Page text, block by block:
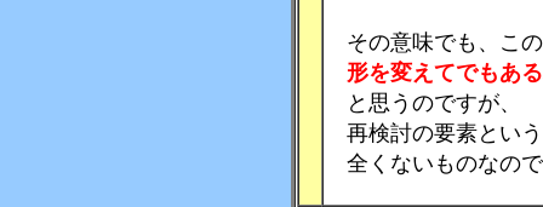
その意味でも、こ
形を変えてでもあ
と思うのですが、
再検討の要素とい
全くないものなの